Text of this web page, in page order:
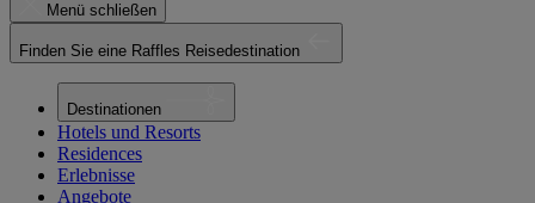
Menü schließen
Finden Sie eine Raffles Reisedestination
Destinationen
Hotels und Resorts
Residences
Erlebnisse
Angebote